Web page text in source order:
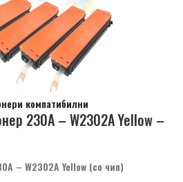
компатибилни
230A – W2302A Yellow –
– W2302A Yellow (со чип)